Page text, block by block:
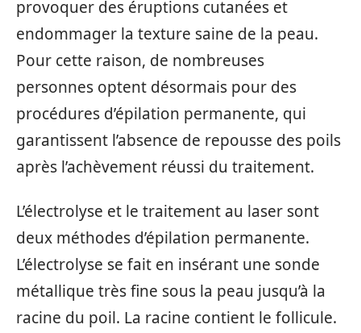
provoquer des éruptions cutanées et
endommager la texture saine de la peau.
Pour cette raison, de nombreuses
personnes optent désormais pour des
procédures d’épilation permanente, qui
garantissent l’absence de repousse des poils
après l’achèvement réussi du traitement.
L’électrolyse et le traitement au laser sont
deux méthodes d’épilation permanente.
L’électrolyse se fait en insérant une sonde
métallique très fine sous la peau jusqu’à la
racine du poil. La racine contient le follicule.